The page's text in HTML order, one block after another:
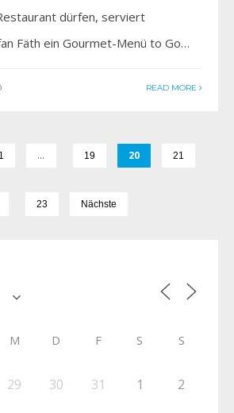
dürfen, serviert
Fäth ein Gourmet-Menü to Go…
READ MORE
1 … 19 20 21
23 Nächste
M D F S S
29 30 31 1 2